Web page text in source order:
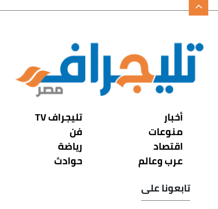
أخبار
منوعات
اقتصاد
عرب وعالم
تليجراف TV
فن
رياضة
حوادث
تابعونا على